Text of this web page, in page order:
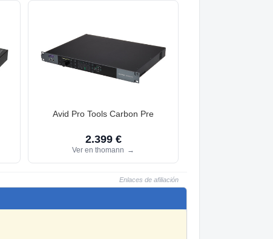
Avid Pro Tools Carbon Pre
2.399 €
Ver en thomann →
Enlaces de afiliación